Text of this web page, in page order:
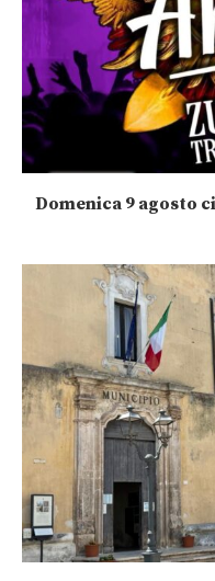
Domenica 9 agosto